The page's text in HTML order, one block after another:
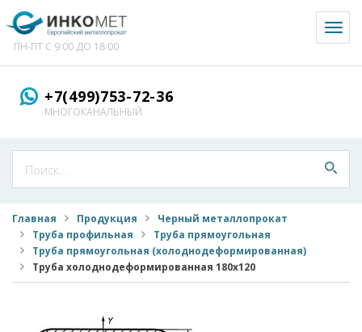
ПН-ПТ С 9:00 ДО 18:00
+7(499)753-72-36
МНОГОКАНАЛЬНЫЙ
Главная Продукция
Черный металлопрокат
Труба профильная
Труба прямоугольная
Труба прямоугольная (холоднодеформированная)
Труба холоднодеформированная 180x120